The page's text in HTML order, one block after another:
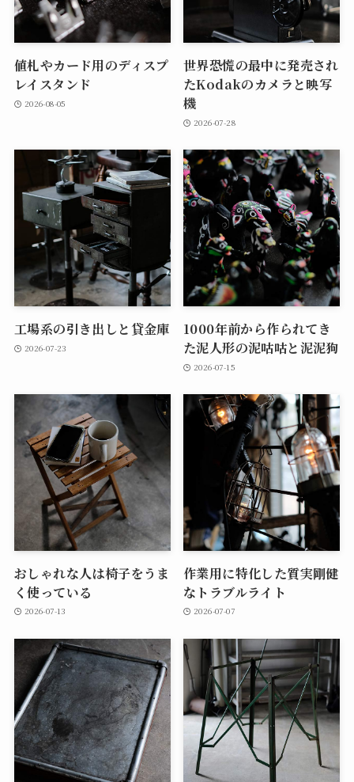
値札やカード用のディスプ
レイスタンド
2026-08-05
世界恐慌の最中に発売され
たKodakのカメラと映写
機
2026-07-28
工場系の引き出しと貸金庫
2026-07-23
1000年前から作られてき
た泥人形の泥咕咕と泥泥狗
2026-07-15
おしゃれな人は椅子をうま
く使っている
2026-07-13
作業用に特化した質実剛健
なトラブルライト
2026-07-07